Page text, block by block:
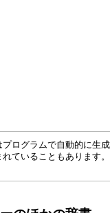
ログラムで自動的に生
れていることもあります